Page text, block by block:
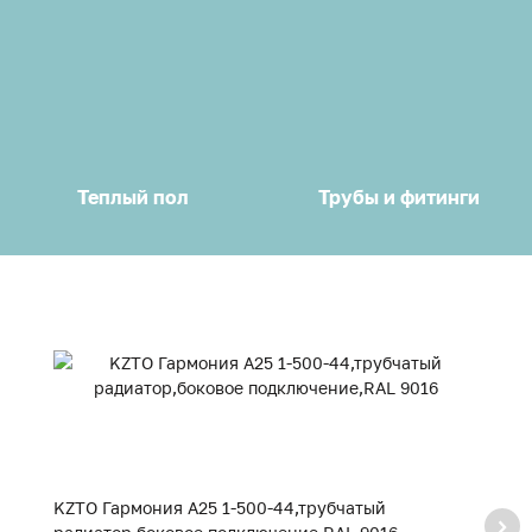
Теплый пол Трубы и фитинги
KZTO Гармония А25 1-500-44,трубчатый